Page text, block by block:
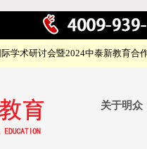
学术研讨会暨2024中泰新教育合
关于明众